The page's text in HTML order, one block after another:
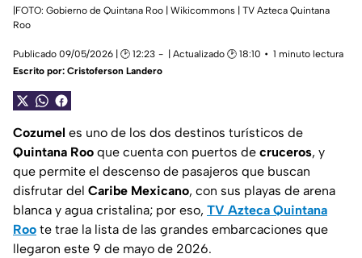
|FOTO: Gobierno de Quintana Roo | Wikicommons | TV Azteca Quintana
Roo
Publicado 09/05/2026 | 🕑 12:23 | Actualizado 🕑 18:10
1 minuto lectura
Escrito por: Cristoferson Landero
Cozumel es uno de los dos destinos turísticos de
Quintana Roo que cuenta con puertos de cruceros, y
que permite el descenso de pasajeros que buscan
disfrutar del Caribe Mexicano, con sus playas de arena
blanca y agua cristalina; por eso, TV Azteca Quintana
Roo te trae la lista de las grandes embarcaciones que
llegaron este 9 de mayo de 2026.